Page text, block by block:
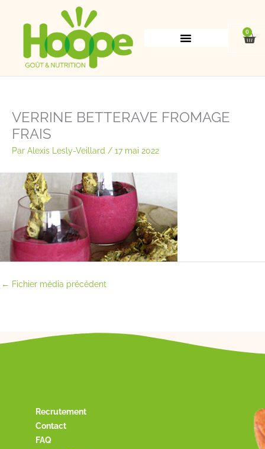
0
VERRINE BETTERAVE FROMAGE
FRAIS
Par Alexis Lesly-Veillard / 17 mai 2022
← Fichier média précédent
Recrutement
Contact
FAQ